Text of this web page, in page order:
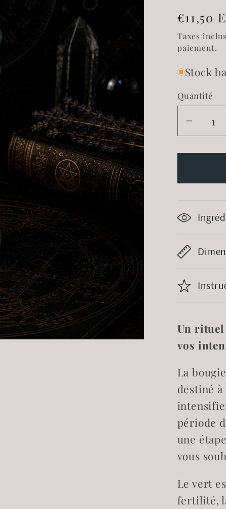
Prix
€11,50
Taxes
paiement.
Stock
Quantité
Réduire
la
Bougie
Un
vos
La
destiné
période
une
vous
Le vert
fertilité,